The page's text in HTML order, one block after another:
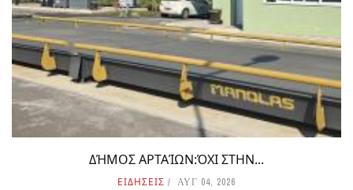
ΔΉΜΟΣ ΑΡΤΑΊΩΝ:ΌΧΙ ΣΤΗΝ...
ΕΙΔΗΣΕΙΣ ΑΥΓ 04, 2026